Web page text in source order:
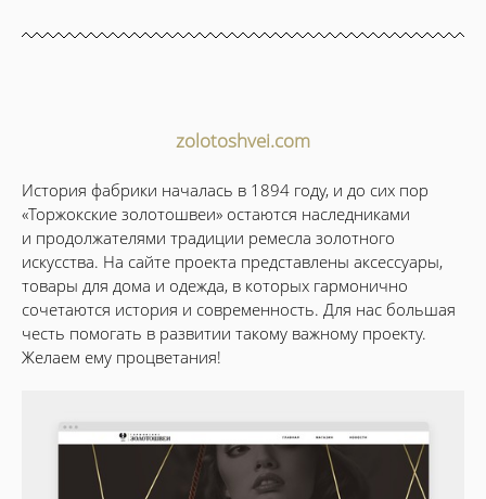
zolotoshvei.com​
История фабрики началась в 1894 году, и до сих пор
«Торжокские золотошвеи» остаются наследниками
и продолжателями традиции ремесла золотного
искусства. На сайте проекта представлены аксессуары,
товары для дома и одежда, в которых гармонично
сочетаются история и современность. Для нас большая
честь помогать в развитии такому важному проекту.
Желаем ему процветания!